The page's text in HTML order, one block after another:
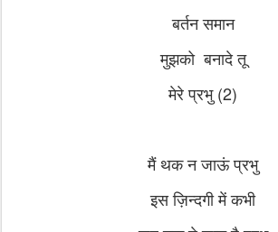
बर्तन समान
मुझको बनादे तू
मेरे प्रभु (2)
मैं थक न जाऊं प्रभु
इस ज़िन्दगी में कभी